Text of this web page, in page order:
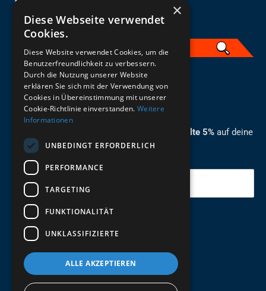
ZUM NEWSLETTER ANMELDEN
Melde dich jetzt zum Newsletter an und erhalte 5% auf deine
erste Bestellung.
Deine Email
Abschicken
German
×
Diese Webseite verwendet
Cookies.
Diese Website verwendet Cookies, um die
Benutzerfreundlichkeit zu verbessern.
Durch die Nutzung unserer Website
erklären Sie sich mit der Verwendung von
Cookies in Übereinstimmung mit unserer
Cookie-Richtlinie einverstanden. Weitere
Informationen
UNBEDINGT ERFORDERLICH
PERFORMANCE
TARGETING
FUNKTIONALITÄT
UNKLASSIFIZIERTE
ALLE AKZEPTIEREN